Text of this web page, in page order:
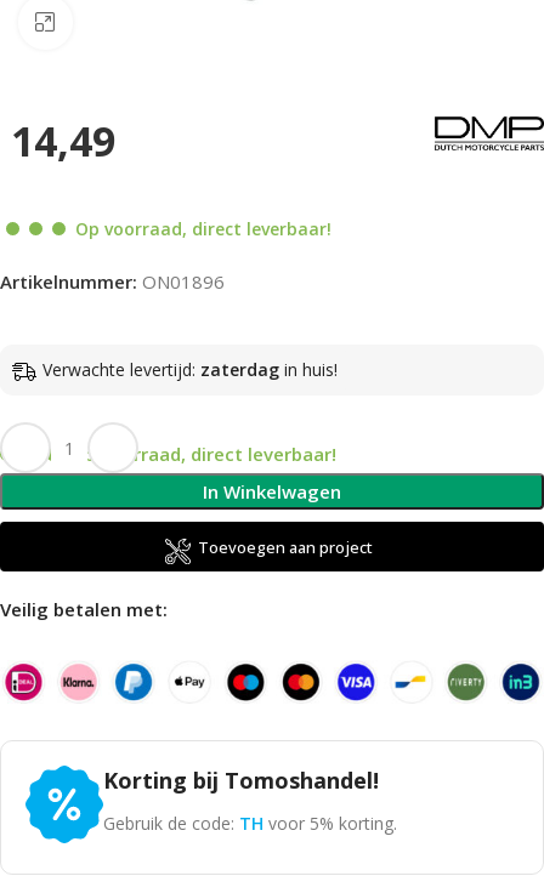
14,49
Op voorraad, direct leverbaar!
Artikelnummer: ON01896
Verwachte levertijd: zaterdag in huis!
Op voorraad, direct leverbaar!
In Winkelwagen
Toevoegen aan project
Veilig betalen met:
Korting bij Tomoshandel!
Gebruik de code: TH voor 5% korting.